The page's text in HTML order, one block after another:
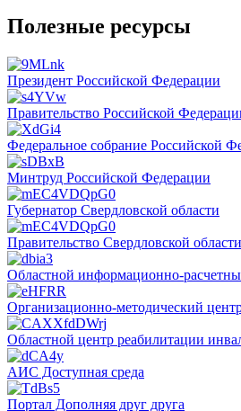
Полезные ресурсы
Президент Российской Федерации
Правительство Российской
Федеральное собрание Российской
Минтруд Российской Федерации
Губернатор Свердловской области
Правительство Свердловской области
Областной информационно-
Организационно-методический
Областной центр реабилитации
АИС Доступная среда
Портал Дополняя друг друга